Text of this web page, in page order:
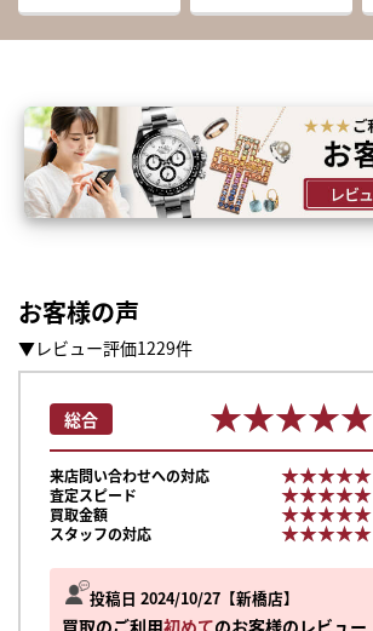
お客様の声
▼レビュー評価1229件
投稿日 2024/10/27 新橋店
総合 ★★★★★
★★★★★
来店問い合わせへの対応 ★★★★★
★★★★★
査定スピード
★★★★★
★★★★★
買取金額
★★★★★
★★★★★
スタッフの対応
★★★★★
★★★★★